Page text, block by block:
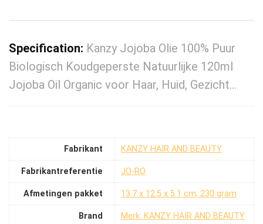
Specification: Kanzy Jojoba Olie 100% Puur
Biologisch Koudgeperste Natuurlijke 120ml
Jojoba Oil Organic voor Haar, Huid, Gezicht…
Fabrikant ‎KANZY HAIR AND BEAUTY
Fabrikantreferentie ‎JO-RO
Afmetingen pakket ‎13.7 x 12.5 x 5.1 cm; 230 gram
Brand Merk: KANZY HAIR AND BEAUTY